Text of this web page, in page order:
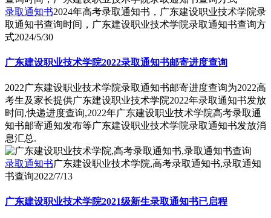
录取通知书2024年高考录取通知书，广东建设职业技术学院录
取通知书查询时间，广东建设职业技术学院录取通知书查询方
式2024/5/30
广东建设职业技术学院2022录取通知书邮寄进度查询
2022广东建设职业技术学院录取通知书邮寄进度查询为2022高
考生及家长提供广东建设职业技术学院2022年录取通知书发放
时间,快递进度查询,2022年广东建设职业技术学院高考录取通
知书邮寄通知发布等广东建设职业技术学院录取通知书发放消
息汇总.
录取通知书广东建设职业技术学院,高考录取通知书,录取通知
书查询2022/7/13
广东建设职业技术学院2021级新生录取通知书已启程